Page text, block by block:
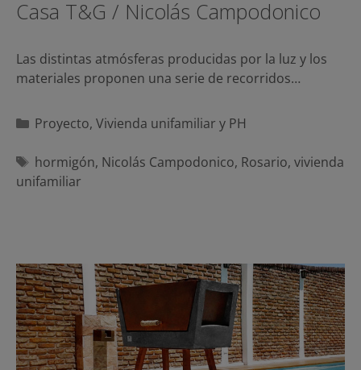
Casa T&G / Nicolás Campodonico
Las distintas atmósferas producidas por la luz y los
materiales proponen una serie de recorridos…
Categorías
Proyecto, Vivienda unifamiliar y PH
Etiquetas
hormigón, Nicolás Campodonico, Rosario, vivienda
unifamiliar